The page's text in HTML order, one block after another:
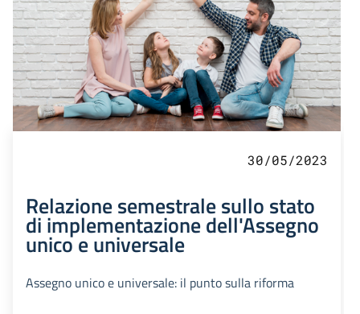
30/05/2023
Relazione semestrale sullo stato
di implementazione dell'Assegno
unico e universale
Assegno unico e universale: il punto sulla riforma